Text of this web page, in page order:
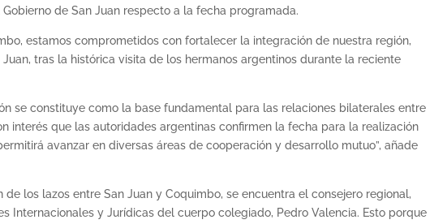
de San Juan respecto a la fecha programada.
estamos comprometidos con fortalecer la integración de nuestra región,
tras la histórica visita de los hermanos argentinos durante la reciente
se constituye como la base fundamental para las relaciones bilaterales entre
interés que las autoridades argentinas confirmen la fecha para la realización
avanzar en diversas áreas de cooperación y desarrollo mutuo”, añade
los lazos entre San Juan y Coquimbo, se encuentra el consejero regional,
Internacionales y Jurídicas del cuerpo colegiado, Pedro Valencia. Esto porque